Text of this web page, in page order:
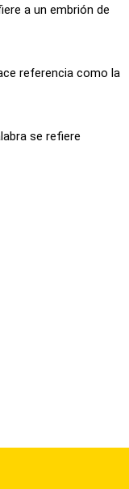
a un embrión de
referencia como la
se refiere